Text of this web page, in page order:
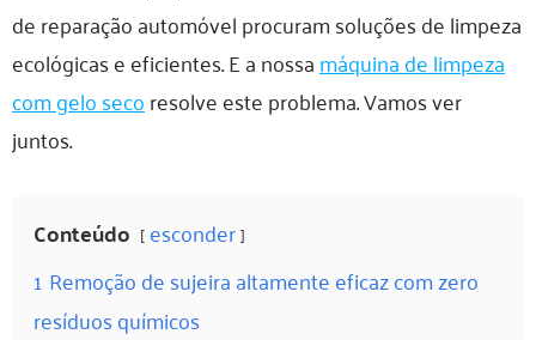
de reparação automóvel procuram soluções de limpeza
ecológicas e eficientes. E a nossamáquina de limpeza
com gelo secoresolve este problema. Vamos ver
juntos.
Conteúdo esconder
1 Remoção de sujeira altamente eficaz com zero
resíduos químicos